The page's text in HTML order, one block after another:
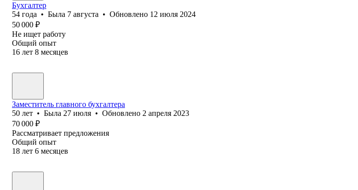
Бухгалтер
54 года • Была 7 августа • Обновлено 12 июля 2024
50 000 ₽
Не ищет работу
Общий опыт
16 лет 8 месяцев
Заместитель главного бухгалтера
50 лет • Была 27 июля • Обновлено 2 апреля 2023
70 000 ₽
Рассматривает предложения
Общий опыт
18 лет 6 месяцев